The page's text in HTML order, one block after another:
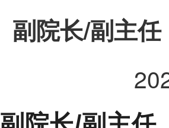
副院长/副主